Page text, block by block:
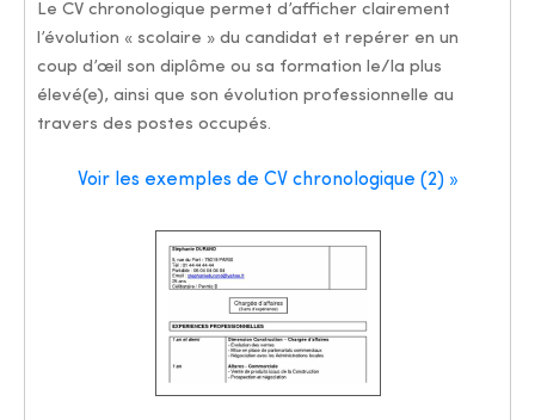
Le CV chronologique permet d’afficher clairement
l’évolution « scolaire » du candidat et repérer en un
coup d’œil son diplôme ou sa formation le/la plus
élevé(e), ainsi que son évolution professionnelle au
travers des postes occupés.
Voir les exemples de CV chronologique (2) »